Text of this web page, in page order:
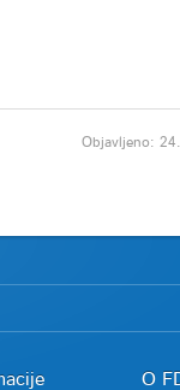
Objavljeno:
O